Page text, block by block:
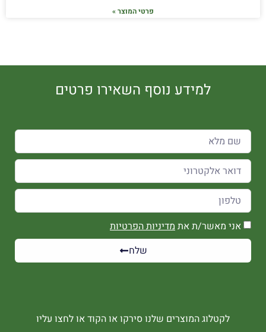
פרטי המוצר »
למידע נוסף השאירו פרטים
אני מאשר/ת את מדיניות הפרטיות
שלח
לקטלוג המוצרים שלנו סירקו או הקוד או לחצו עליו